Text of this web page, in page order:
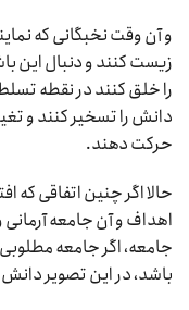
و آن وقت نخبگانی که
زیست کنند و دنبال این
را خلق کنند در نقطه
دانش را تسخیر کنند و
حرکت دهند.
حالا اگر چنین اتفاقی که
اهداف و آن جامعه
جامعه، اگر جامعه
باشد، در این تصویر